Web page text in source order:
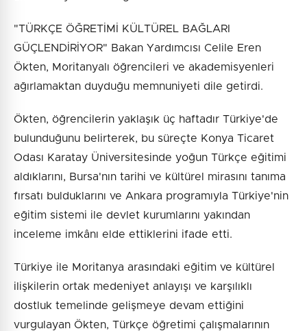
"TÜRKÇE ÖĞRETİMİ KÜLTÜREL BAĞLARI
GÜÇLENDİRİYOR" Bakan Yardımcısı Celile Eren
Ökten, Moritanyalı öğrencileri ve akademisyenleri
ağırlamaktan duyduğu memnuniyeti dile getirdi.
Ökten, öğrencilerin yaklaşık üç haftadır Türkiye'de
bulunduğunu belirterek, bu süreçte Konya Ticaret
Odası Karatay Üniversitesinde yoğun Türkçe eğitimi
aldıklarını, Bursa'nın tarihi ve kültürel mirasını tanıma
fırsatı bulduklarını ve Ankara programıyla Türkiye'nin
eğitim sistemi ile devlet kurumlarını yakından
inceleme imkânı elde ettiklerini ifade etti.
Türkiye ile Moritanya arasındaki eğitim ve kültürel
ilişkilerin ortak medeniyet anlayışı ve karşılıklı
dostluk temelinde gelişmeye devam ettiğini
vurgulayan Ökten, Türkçe öğretimi çalışmalarının